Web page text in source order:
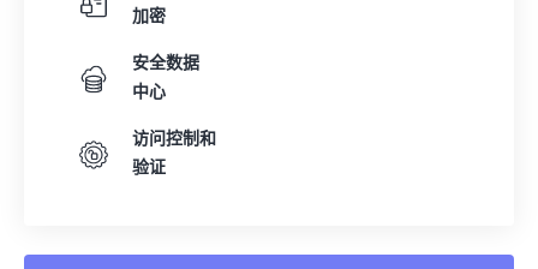
加密
安全数据
中心
访问控制和
验证